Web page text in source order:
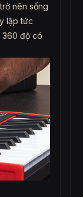
nên sống
lập tức
360 độ có